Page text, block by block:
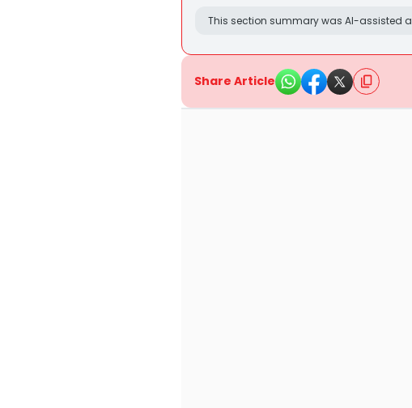
This section summary was AI-assisted
Share Article